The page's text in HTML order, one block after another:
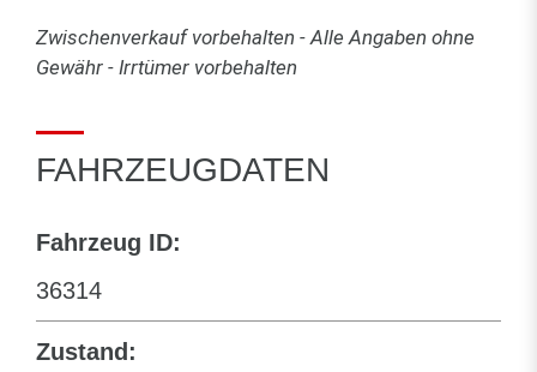
Zwischenverkauf vorbehalten - Alle Angaben ohne
Gewähr - Irrtümer vorbehalten
FAHRZEUGDATEN
Fahrzeug ID:
36314
Zustand: